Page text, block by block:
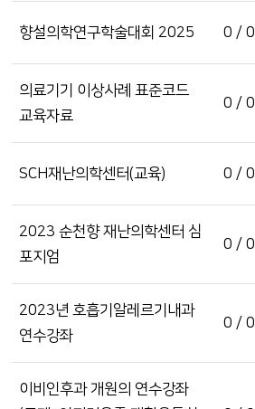
향설의학연구학술대회 2025 0 / 0
의료기기 이상사례 표준코드
교육자료
0 / 0
SCH재난의학센터(교육) 0 / 0
2023 순천향 재난의학센터 심
포지엄
0 / 0
2023년 호흡기알레르기내과
연수강좌
0 / 0
이비인후과 개원의 연수강좌